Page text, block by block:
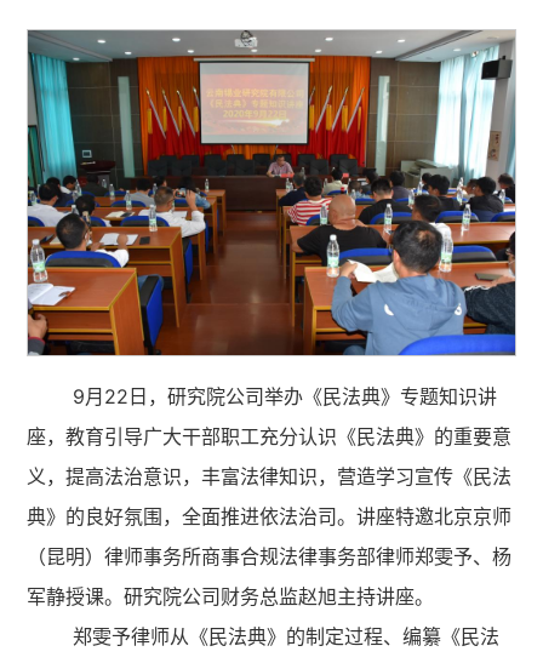
9月22日，研究院公司举办《民法典》专题知识讲
座，教育引导广大干部职工充分认识《民法典》的重要意
义，提高法治意识，丰富法律知识，营造学习宣传《民法
典》的良好氛围，全面推进依法治司。讲座特邀北京京师
（昆明）律师事务所商事合规法律事务部律师郑雯予、杨
军静授课。研究院公司财务总监赵旭主持讲座。
郑雯予律师从《民法典》的制定过程、编纂《民法